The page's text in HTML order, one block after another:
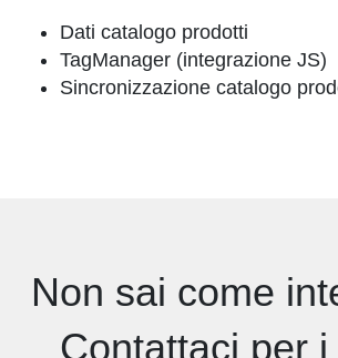
Dati catalogo prodotti
TagManager (integrazione JS)
Sincronizzazione catalogo
Non sai come
Contattaci per i